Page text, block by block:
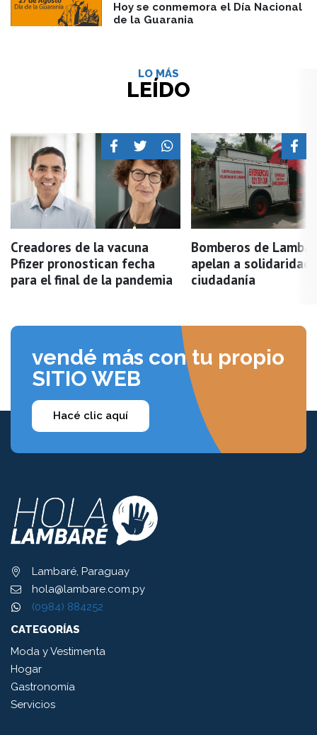
Hoy se conmemora el Día Nacional
de la Guarania
LO MÁS
LEÍDO
Creadores de la vacuna
Pfizer pronostican fecha
para el final de la pandemia
Bomberos de
apelan a solidaridad
ciudadanía
vendé más con tu propio
SITIO WEB
Hacé clic aquí
Lambaré, Paraguay
hola@lambare.com.py
(0984) 884252
CATEGORÍAS
Moda y Vestimenta
Hogar
Gastronomía
Servicios